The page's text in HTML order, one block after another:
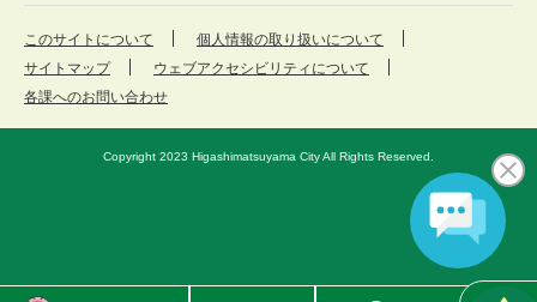
このサイトについて
個人情報の取り扱いについて
サイトマップ
ウェブアクセシビリティについて
各課へのお問い合わせ
Copyright 2023 Higashimatsuyama City All Rights Reserved.